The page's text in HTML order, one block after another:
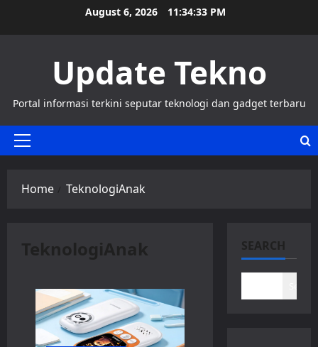
August 6, 2026 11:34:33 PM
Update Tekno
Portal informasi terkini seputar teknologi dan gadget terbaru
Primary
Home TeknologiAnak
TeknologiAnak SEARCH